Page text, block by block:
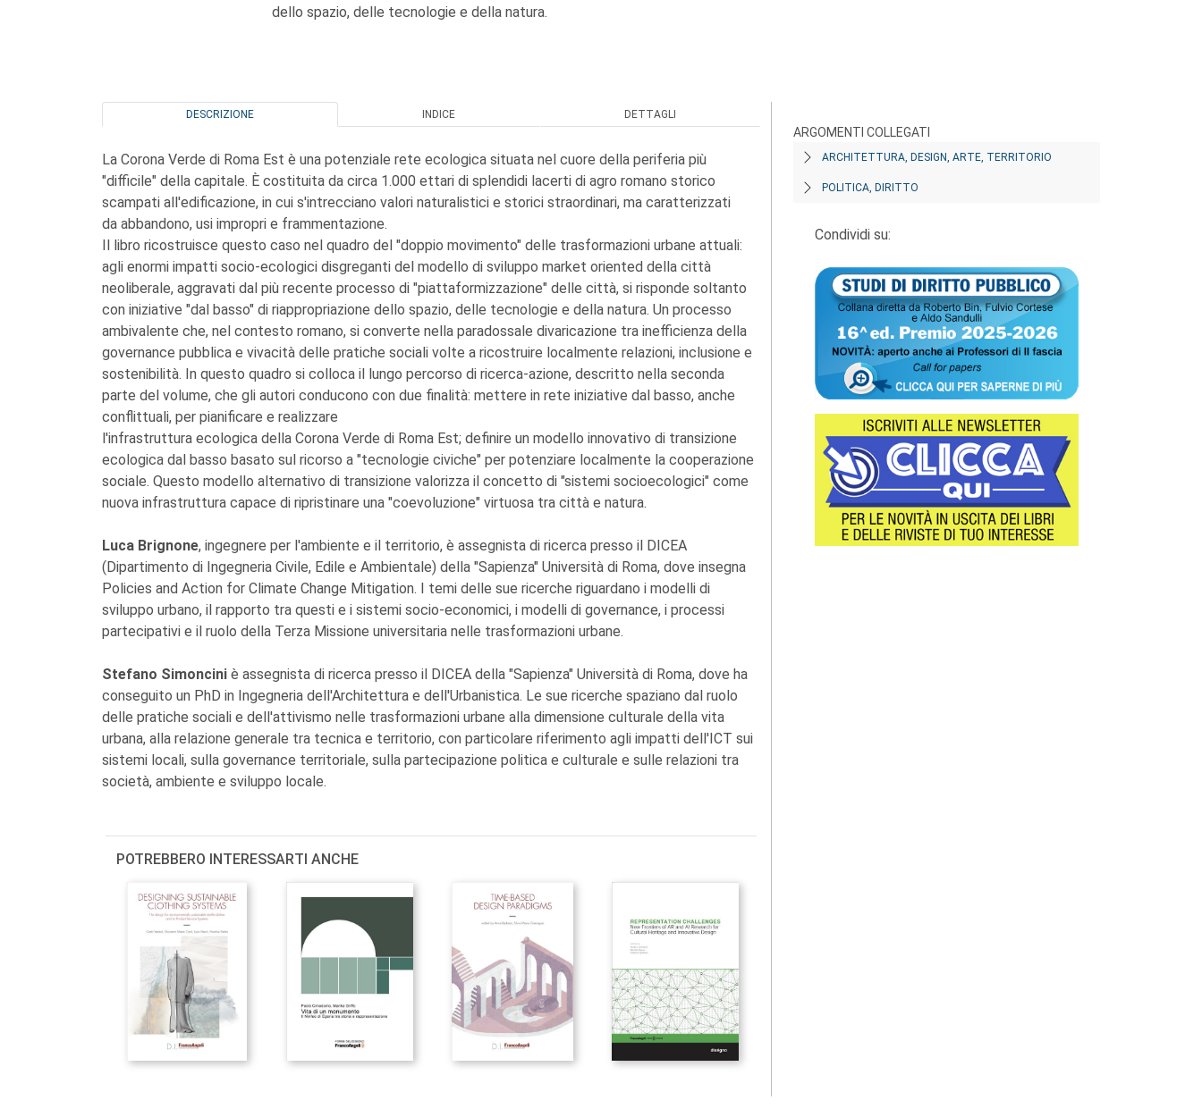
dello spazio, delle tecnologie e della natura.
DESCRIZIONE INDICE DETTAGLI
La Corona Verde di Roma Est è una potenziale rete ecologica situata nel cuore della periferia più
"difficile" della capitale. È costituita da circa 1.000 ettari di splendidi lacerti di agro romano storico
scampati all'edificazione, in cui s'intrecciano valori naturalistici e storici straordinari, ma caratterizzati
da abbandono, usi impropri e frammentazione.
Il libro ricostruisce questo caso nel quadro del "doppio movimento" delle trasformazioni urbane attuali:
agli enormi impatti socio-ecologici disgreganti del modello di sviluppo market oriented della città
neoliberale, aggravati dal più recente processo di "piattaformizzazione" delle città, si risponde soltanto
con iniziative "dal basso" di riappropriazione dello spazio, delle tecnologie e della natura. Un processo
ambivalente che, nel contesto romano, si converte nella paradossale divaricazione tra inefficienza della
governance pubblica e vivacità delle pratiche sociali volte a ricostruire localmente relazioni, inclusione e
sostenibilità. In questo quadro si colloca il lungo percorso di ricerca-azione, descritto nella seconda
parte del volume, che gli autori conducono con due finalità: mettere in rete iniziative dal basso, anche
conflittuali, per pianificare e realizzare
l'infrastruttura ecologica della Corona Verde di Roma Est; definire un modello innovativo di transizione
ecologica dal basso basato sul ricorso a "tecnologie civiche" per potenziare localmente la cooperazione
sociale. Questo modello alternativo di transizione valorizza il concetto di "sistemi socioecologici" come
nuova infrastruttura capace di ripristinare una "coevoluzione" virtuosa tra città e natura.
Luca Brignone, ingegnere per l'ambiente e il territorio, è assegnista di ricerca presso il DICEA
(Dipartimento di Ingegneria Civile, Edile e Ambientale) della "Sapienza" Università di Roma, dove insegna
Policies and Action for Climate Change Mitigation. I temi delle sue ricerche riguardano i modelli di
sviluppo urbano, il rapporto tra questi e i sistemi socio-economici, i modelli di governance, i processi
partecipativi e il ruolo della Terza Missione universitaria nelle trasformazioni urbane.
Stefano Simoncini è assegnista di ricerca presso il DICEA della "Sapienza" Università di Roma, dove ha
conseguito un PhD in Ingegneria dell'Architettura e dell'Urbanistica. Le sue ricerche spaziano dal ruolo
delle pratiche sociali e dell'attivismo nelle trasformazioni urbane alla dimensione culturale della vita
urbana, alla relazione generale tra tecnica e territorio, con particolare riferimento agli impatti dell'ICT sui
sistemi locali, sulla governance territoriale, sulla partecipazione politica e culturale e sulle relazioni tra
società, ambiente e sviluppo locale.
POTREBBERO INTERESSARTI ANCHE
ARGOMENTI COLLEGATI
ARCHITETTURA, DESIGN, ARTE, TERRITORIO
POLITICA, DIRITTO
Condividi su: